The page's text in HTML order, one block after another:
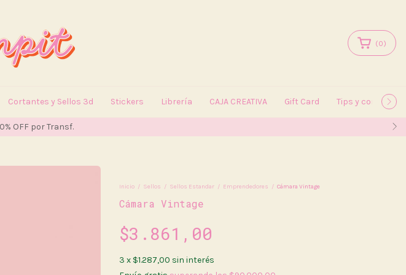
OFF por Transf.
(0)
Cortantes y Sellos 3d Stickers Librería CAJA CREATIVA Gift Card Tips y consejos
Inicio / Sellos / Sellos Estandar / Emprendedores / Cámara Vintage
Cámara Vintage
$3.861,00
3 x $1.287,00 sin interés